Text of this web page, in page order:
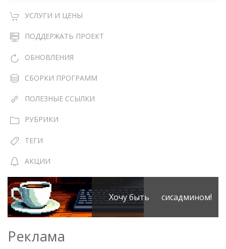
УСЛУГИ И ЦЕНЫ
ПОДДЕРЖАТЬ ПРОЕКТ
ОБНОВЛЕНИЯ
СБОРКИ ПРОГРАММ
ПОЛЕЗНЫЕ ССЫЛКИ
РУБРИКИ
ТЕГИ
АКЦИИ
Хочу быть сисадмином!
Реклама